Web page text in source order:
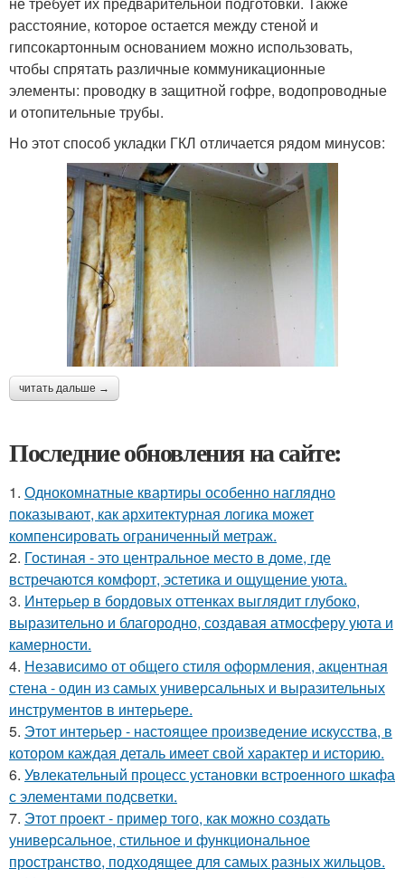
расстояние, которое остается между стеной и
гипсокартонным основанием можно использовать,
чтобы спрятать различные коммуникационные
элементы: проводку в защитной гофре, водопроводные
и отопительные трубы.
Но этот способ укладки ГКЛ отличается рядом минусов:
читать дальше →
Последние обновления на сайте:
1. Однокомнатные квартиры особенно наглядно
показывают, как архитектурная логика может
компенсировать ограниченный метраж.
2. Гостиная - это центральное место в доме, где
встречаются комфорт, эстетика и ощущение уюта.
3. Интерьер в бордовых оттенках выглядит глубоко,
выразительно и благородно, создавая атмосферу уюта и
камерности.
4. Независимо от общего стиля оформления, акцентная
стена - один из самых универсальных и выразительных
инструментов в интерьере.
5. Этот интерьер - настоящее произведение искусства, в
котором каждая деталь имеет свой характер и историю.
6. Увлекательный процесс установки встроенного шкафа
с элементами подсветки.
7. Этот проект - пример того, как можно создать
универсальное, стильное и функциональное
пространство, подходящее для самых разных жильцов.